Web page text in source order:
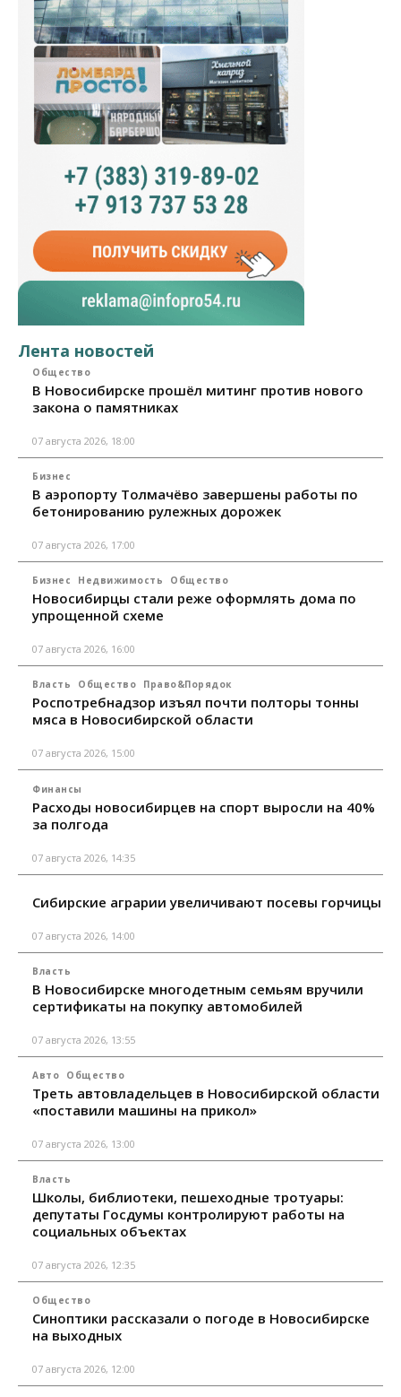
Лента новостей
Общество
В Новосибирске прошёл митинг против нового
закона о памятниках
07 августа 2026, 18:00
Бизнес
В аэропорту Толмачёво завершены работы по
бетонированию рулежных дорожек
07 августа 2026, 17:00
Бизнес Недвижимость Общество
Новосибирцы стали реже оформлять дома по
упрощенной схеме
07 августа 2026, 16:00
Власть Общество Право&Порядок
Роспотребнадзор изъял почти полторы тонны
мяса в Новосибирской области
07 августа 2026, 15:00
Финансы
Расходы новосибирцев на спорт выросли на 40%
за полгода
07 августа 2026, 14:35
Сибирские аграрии увеличивают посевы горчицы
07 августа 2026, 14:00
Власть
В Новосибирске многодетным семьям вручили
сертификаты на покупку автомобилей
07 августа 2026, 13:55
Авто Общество
Треть автовладельцев в Новосибирской области
«поставили машины на прикол»
07 августа 2026, 13:00
Власть
Школы, библиотеки, пешеходные тротуары:
депутаты Госдумы контролируют работы на
социальных объектах
07 августа 2026, 12:35
Общество
Синоптики рассказали о погоде в Новосибирске
на выходных
07 августа 2026, 12:00